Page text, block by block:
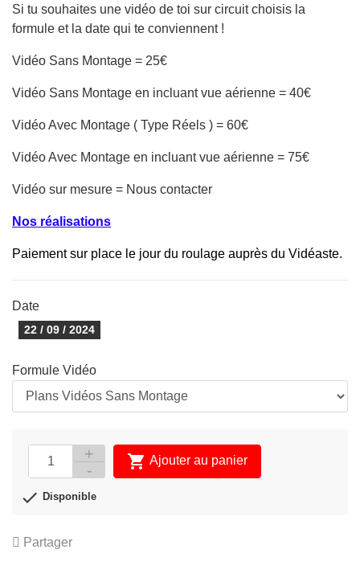
Si tu souhaites une vidéo de toi sur circuit choisis la
formule et la date qui te conviennent !
Vidéo Sans Montage = 25€
Vidéo Sans Montage en incluant vue aérienne = 40€
Vidéo Avec Montage ( Type Réels ) = 60€
Vidéo Avec Montage en incluant vue aérienne = 75€
Vidéo sur mesure = Nous contacter
Nos réalisations
Paiement sur place le jour du roulage auprès du Vidéaste.
Date
22 / 09 / 2024
Formule Vidéo
 Ajouter au panier
 Disponible
Partager
 APERÇU RAPIDE